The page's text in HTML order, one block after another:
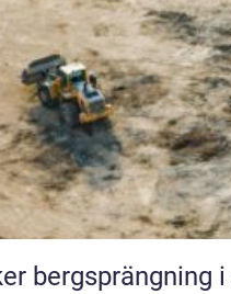
bergsprängning